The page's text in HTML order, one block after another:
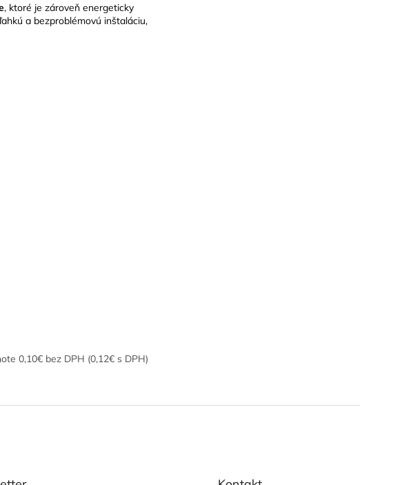
, ktoré je zároveň energeticky
a bezproblémovú inštaláciu,
0,10€ bez DPH (0,12€ s DPH)